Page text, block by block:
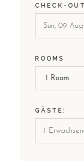
CHECK-OUT
ROOMS
GÄSTE: